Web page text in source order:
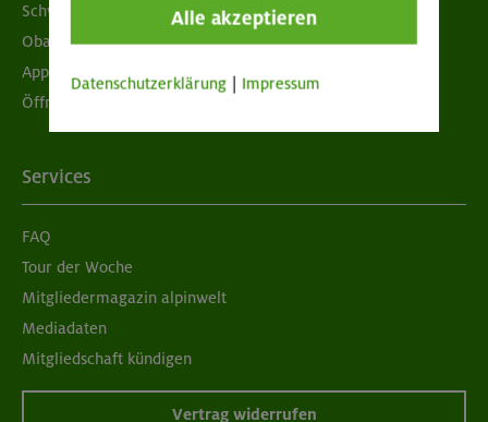
Schwarzes Brett
Obacht geben!
App "Mein DAV+"
Öffnungszeiten
Services
FAQ
Tour der Woche
Mitgliedermagazin alpinwelt
Mediadaten
Mitgliedschaft kündigen
Vertrag widerrufen
Alle akzeptieren
Datenschutzerklärung Impressum